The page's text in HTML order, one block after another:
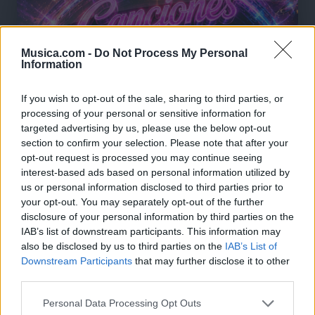
Musica.com - Do Not Process My Personal
Information
If you wish to opt-out of the sale, sharing to third parties, or
processing of your personal or sensitive information for
targeted advertising by us, please use the below opt-out
section to confirm your selection. Please note that after your
opt-out request is processed you may continue seeing
interest-based ads based on personal information utilized by
us or personal information disclosed to third parties prior to
your opt-out. You may separately opt-out of the further
disclosure of your personal information by third parties on the
IAB’s list of downstream participants. This information may
also be disclosed by us to third parties on the IAB’s List of
Downstream Participants that may further disclose it to other
Personal Data Processing Opt Outs
🪐🚀 Canciones para Ver las Estrellas:
Psicodelia y Space Rock 🎸✨
🌌🚀 Viaje intergaláctico: la mejor selección de
tus noches de astronomía. 🪐🎸 Desconecta, mira
esta colección para tu próxima noche estrellada!